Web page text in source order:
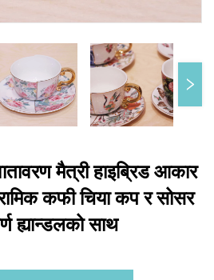
मैत्री हाइब्रिड आकार
कफी चिया कप र सोसर
ह्यान्डलको साथ